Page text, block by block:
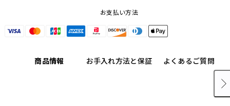
お支払い方法
商品情報 お手入れ方法と保証 よくあるご質問